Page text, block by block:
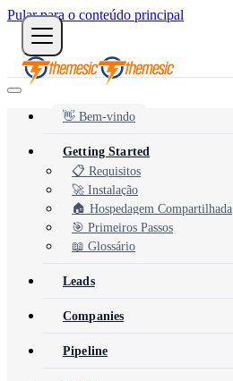
Pular para o conteúdo principal
👋 Bem-vindo
Getting Started
📋 Requisitos
🚀 Instalação
🏠 Hospedagem Compartilhada
🎯 Primeiros Passos
📖 Glossário
Leads
Companies
Pipeline